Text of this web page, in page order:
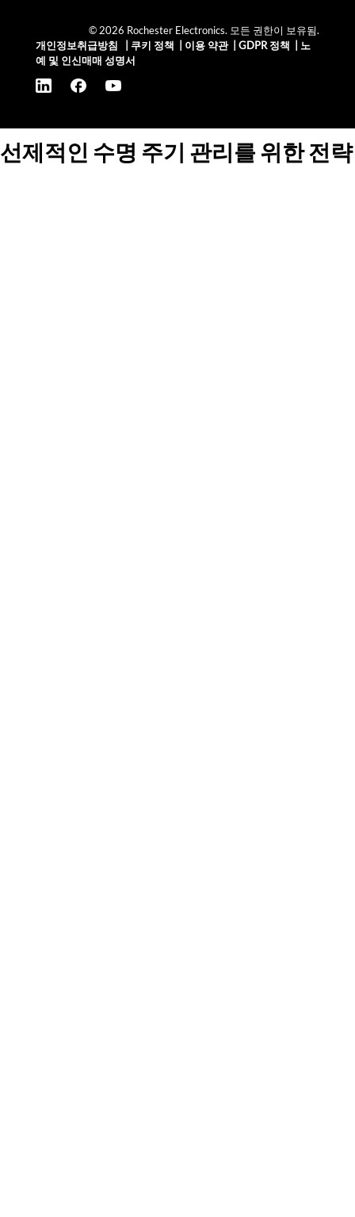
© 2026 Rochester Electronics. 모든 권한이 보유됨.
개인정보취급방침
쿠키 정책 이용 약관| GDPR 정책
노
예 및 인신매매 성명서
선제적인 수명 주기 관리를 위한 전략